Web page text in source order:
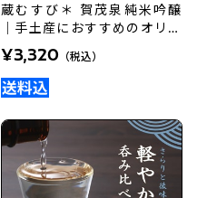
蔵むすび＊ 賀茂泉純米吟醸
｜手土産におすすめのオリジ
ナル日本酒
¥3,320 （税込）